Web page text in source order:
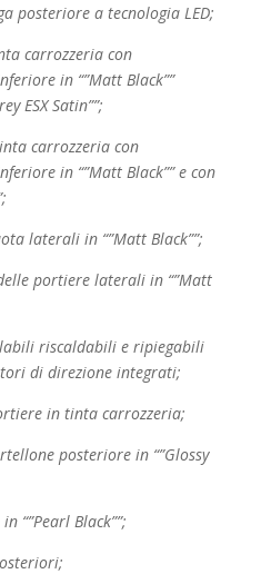
posteriore atecnologia LED;
carrozzeria con
in “”Matt Black””
ESX Satin””;
carrozzeria con
in “”Matt Black”” econ
laterali in “”Matt Black””;
portiere laterali in “”Matt
riscaldabili e ripiegabili
di direzioneintegrati;
in tinta carrozzeria;
posteriore in “”Glossy
“”Pearl Black””;